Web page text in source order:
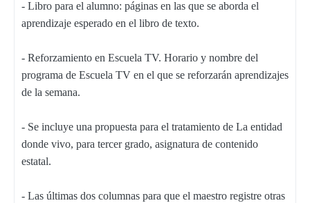
- Libro para el alumno: páginas en las que se aborda el
aprendizaje esperado en el libro de texto.
- Reforzamiento en Escuela TV. Horario y nombre del
programa de Escuela TV en el que se reforzarán aprendizajes
de la semana.
- Se incluye una propuesta para el tratamiento de La entidad
donde vivo, para tercer grado, asignatura de contenido
estatal.
- Las últimas dos columnas para que el maestro registre otras